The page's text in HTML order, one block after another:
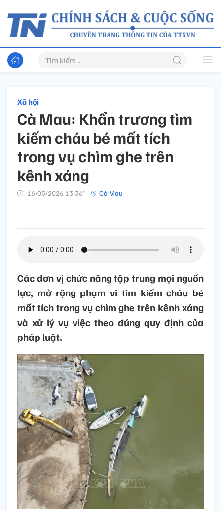
Xã hội
Cà Mau: Khẩn trương tìm
kiếm cháu bé mất tích
trong vụ chìm ghe trên
kênh xáng
16/05/2026 13:36’ Cà Mau
Các đơn vị chức năng tập trung mọi nguồn
lực, mở rộng phạm vi tìm kiếm cháu bé
mất tích trong vụ chìm ghe trên kênh xáng
và xử lý vụ việc theo đúng quy định của
pháp luật.